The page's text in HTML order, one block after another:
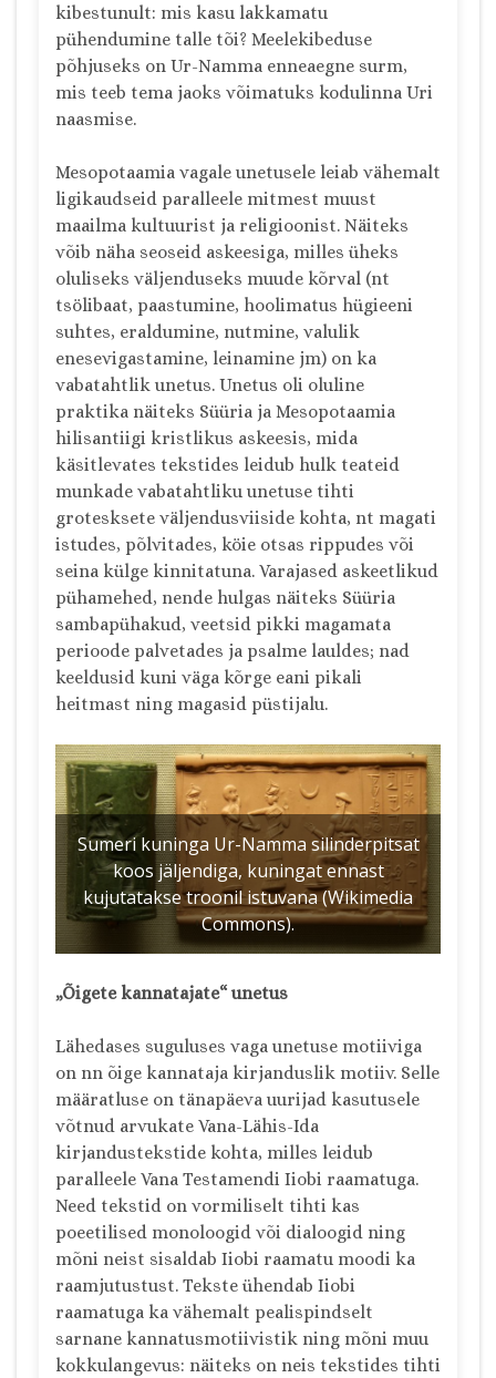
kibestunult: mis kasu lakkamatu
pühendumine talle tõi? Meelekibeduse
põhjuseks on Ur-Namma enneaegne surm,
mis teeb tema jaoks võimatuks kodulinna Uri
naasmise.
Mesopotaamia vagale unetusele leiab vähemalt
ligikaudseid paralleele mitmest muust
maailma kultuurist ja religioonist. Näiteks
võib näha seoseid askeesiga, milles üheks
oluliseks väljenduseks muude kõrval (nt
tsölibaat, paastumine, hoolimatus hügieeni
suhtes, eraldumine, nutmine, valulik
enesevigastamine, leinamine jm) on ka
vabatahtlik unetus. Unetus oli oluline
praktika näiteks Süüria ja Mesopotaamia
hilisantiigi kristlikus askeesis, mida
käsitlevates tekstides leidub hulk teateid
munkade vabatahtliku unetuse tihti
grotesksete väljendusviiside kohta, nt magati
istudes, põlvitades, köie otsas rippudes või
seina külge kinnitatuna. Varajased askeetlikud
pühamehed, nende hulgas näiteks Süüria
sambapühakud, veetsid pikki magamata
perioode palvetades ja psalme lauldes; nad
keeldusid kuni väga kõrge eani pikali
heitmast ning magasid püstijalu.
Sumeri kuninga Ur-Namma silinderpitsat
koos jäljendiga, kuningat ennast
kujutatakse troonil istuvana (Wikimedia
Commons).
„Õigete kannatajate“ unetus
Lähedases suguluses vaga unetuse motiiviga
on nn õige kannataja kirjanduslik motiiv. Selle
määratluse on tänapäeva uurijad kasutusele
võtnud arvukate Vana-Lähis-Ida
kirjandustekstide kohta, milles leidub
paralleele Vana Testamendi Iiobi raamatuga.
Need tekstid on vormiliselt tihti kas
poeetilised monoloogid või dialoogid ning
mõni neist sisaldab Iiobi raamatu moodi ka
raamjutustust. Tekste ühendab Iiobi
raamatuga ka vähemalt pealispindselt
sarnane kannatusmotiivistik ning mõni muu
kokkulangevus: näiteks on neis tekstides tihti